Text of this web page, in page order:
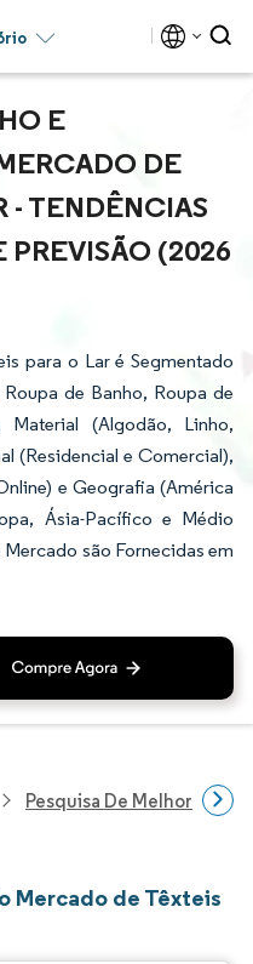
E
DE
- TENDÊNCIAS
PREVISÃO (2026
para o Lar é Segmentado
de Banho, Roupa de
(Algodão, Linho,
(Residencial e Comercial),
e Geografia (América
Ásia-Pacífico e Médio
são Fornecidas em
Pesquisa De Melhorias
Mercado de Têxteis